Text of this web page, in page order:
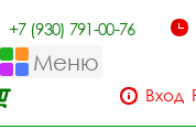
+7 (930) 791-00-76
Меню
Вход